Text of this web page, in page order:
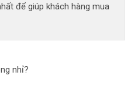
để giúp khách hàng mua
nhỉ?